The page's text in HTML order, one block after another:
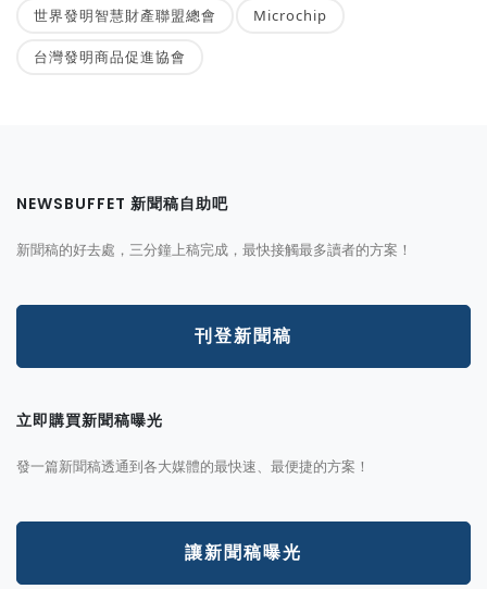
世界發明智慧財產聯盟總會 Microchip
台灣發明商品促進協會
NEWSBUFFET 新聞稿自助吧
新聞稿的好去處，三分鐘上稿完成，最快接觸最多讀者的方案！
刊登新聞稿
立即購買新聞稿曝光
發一篇新聞稿透通到各大媒體的最快速、最便捷的方案！
讓新聞稿曝光